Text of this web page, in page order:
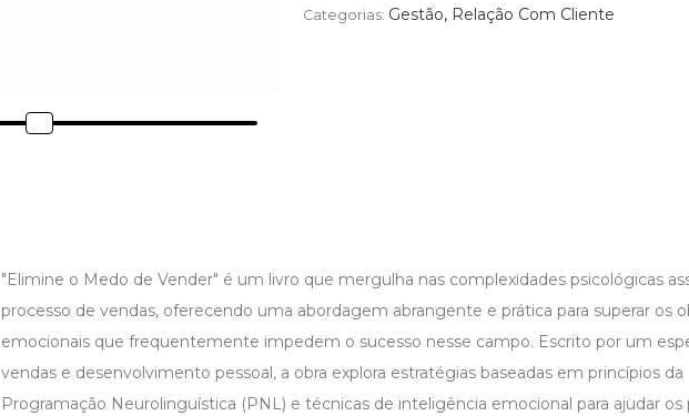
Categorias: Gestão, Relação Com Cliente
"Elimine o Medo de Vender" é um livro que mergulha nas complexidades psicológicas
processo de vendas, oferecendo uma abordagem abrangente e prática para superar os
emocionais que frequentemente impedem o sucesso nesse campo. Escrito por um
vendas e desenvolvimento pessoal, a obra explora estratégias baseadas em princípios da
Programação Neurolinguística (PNL) e técnicas de inteligência emocional para ajudar os